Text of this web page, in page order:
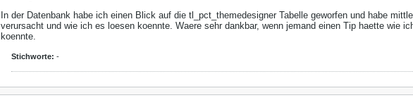
In der Datenbank habe ich einen Blick auf die tl_pct_themedesigner Tabelle geworfen und habe
verursacht und wie ich es loesen koennte. Waere sehr dankbar, wenn jemand einen Tip haette wie
koennte.
Stichworte: -